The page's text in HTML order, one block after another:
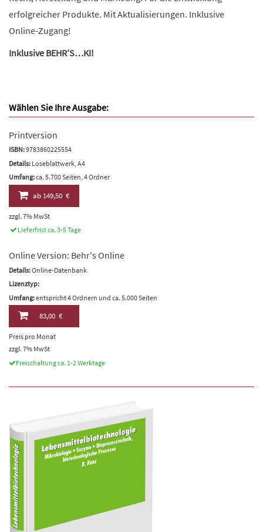
erfolgreicher Produkte. Mit Aktualisierungen. Inklusive
Online-Zugang!
Inklusive BEHR’S…KI!
Wählen Sie Ihre Ausgabe:
Printversion
ISBN:9783860225554
Details: Loseblattwerk, A4
Umfang:ca. 5.700 Seiten, 4 Ordner
ab149,50 €
zzgl. 7% MwSt
Lieferfrist ca. 3-5 Tage
Online Version: Behr's Online
Details:Online-Datenbank
Lizenztyp:
Umfang:entspricht 4 Ordnern und ca. 5.000 Seiten
83,00 €
Preis pro Monat
zzgl. 7% MwSt
Freischaltung ca. 1-2 Werktage